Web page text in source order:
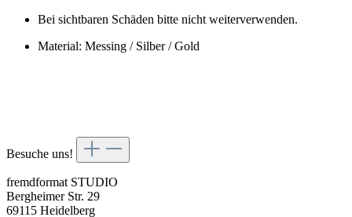
Bei sichtbaren Schäden bitte nicht weiterverwenden.
Material: Messing / Silber / Gold
Besuche uns!
fremdformat STUDIO
Bergheimer Str. 29
69115 Heidelberg